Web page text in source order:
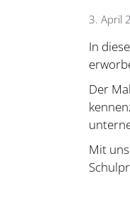
3. April
In
Der
Mit